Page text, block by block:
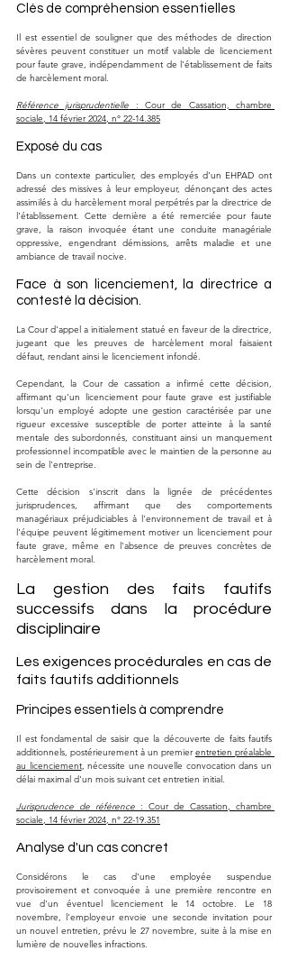
Clés de compréhension essentielles
Il est essentiel de souligner que des méthodes de direction
sévères peuvent constituer un motif valable de licenciement
pour faute grave, indépendamment de l'établissement de faits
de harcèlement moral.
Référence jurisprudentielle : Cour de Cassation, chambre
sociale, 14 février 2024, n° 22-14.385
Exposé du cas
Dans un contexte particulier, des employés d'un EHPAD ont
adressé des missives à leur employeur, dénonçant des actes
assimilés à du harcèlement moral perpétrés par la directrice de
l'établissement. Cette dernière a été remerciée pour faute
grave, la raison invoquée étant une conduite managériale
oppressive, engendrant démissions, arrêts maladie et une
ambiance de travail nocive.
Face à son licenciement, la directrice a
contesté la décision.
La Cour d'appel a initialement statué en faveur de la directrice,
jugeant que les preuves de harcèlement moral faisaient
défaut, rendant ainsi le licenciement infondé.
Cependant, la Cour de cassation a infirmé cette décision,
affirmant qu'un licenciement pour faute grave est justifiable
lorsqu'un employé adopte une gestion caractérisée par une
rigueur excessive susceptible de porter atteinte à la santé
mentale des subordonnés, constituant ainsi un manquement
professionnel incompatible avec le maintien de la personne au
sein de l'entreprise.
Cette décision s'inscrit dans la lignée de précédentes
jurisprudences, affirmant que des comportements
managériaux préjudiciables à l'environnement de travail et à
l'équipe peuvent légitimement motiver un licenciement pour
faute grave, même en l'absence de preuves concrètes de
harcèlement moral.
La gestion des faits fautifs
successifs dans la procédure
disciplinaire
Les exigences procédurales en cas de
faits fautifs additionnels
Principes essentiels à comprendre
Il est fondamental de saisir que la découverte de faits fautifs
additionnels, postérieurement à un premier entretien préalable
au licenciement, nécessite une nouvelle convocation dans un
délai maximal d'un mois suivant cet entretien initial.
Jurisprudence de référence : Cour de Cassation, chambre
sociale, 14 février 2024, n° 22-19.351
Analyse d'un cas concret
Considérons le cas d'une employée suspendue
provisoirement et convoquée à une première rencontre en
vue d'un éventuel licenciement le 14 octobre. Le 18
novembre, l'employeur envoie une seconde invitation pour
un nouvel entretien, prévu le 27 novembre, suite à la mise en
lumière de nouvelles infractions.